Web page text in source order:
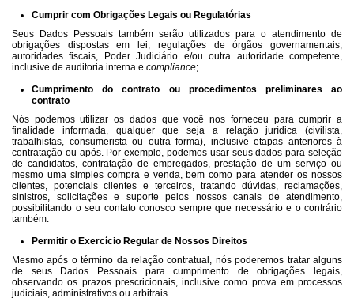
Cumprir com Obrigações Legais ou Regulatórias
Seus Dados Pessoais também serão utilizados para o atendimento de
obrigações dispostas em lei, regulações de órgãos governamentais,
autoridades fiscais, Poder Judiciário e/ou outra autoridade competente,
inclusive de auditoria interna e compliance;
Cumprimento do contrato ou procedimentos preliminares ao
contrato
Nós podemos utilizar os dados que você nos forneceu para cumprir a
finalidade informada, qualquer que seja a relação jurídica (civilista,
trabalhistas, consumerista ou outra forma), inclusive etapas anteriores à
contratação ou após. Por exemplo, podemos usar seus dados para seleção
de candidatos, contratação de empregados, prestação de um serviço ou
mesmo uma simples compra e venda, bem como para atender os nossos
clientes, potenciais clientes e terceiros, tratando dúvidas, reclamações,
sinistros, solicitações e suporte pelos nossos canais de atendimento,
possibilitando o seu contato conosco sempre que necessário e o contrário
também.
Permitir o Exercício Regular de Nossos Direitos
Mesmo após o término da relação contratual, nós poderemos tratar alguns
de seus Dados Pessoais para cumprimento de obrigações legais,
observando os prazos prescricionais, inclusive como prova em processos
judiciais, administrativos ou arbitrais.